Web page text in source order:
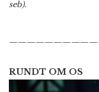
seb).
RUNDT OM OS